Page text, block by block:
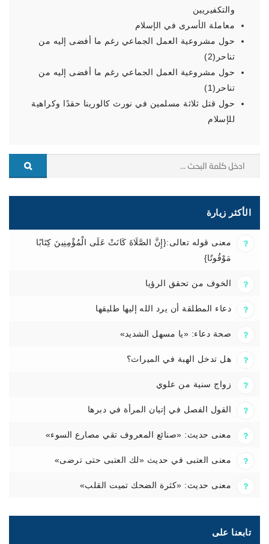
والتكفيريين
معاملة الأسرى في الإسلام
حول مشروعية العمل الجماعي رغم ما أفضى إليه من
تناحر(2)
حول مشروعية العمل الجماعي رغم ما أفضى إليه من
تناحر(1)
حول قتل ثلاثة مسلمين في نورث كالورينا حقدًا وكراهية
للإسلام
الأكثر زيارة
معنى قوله تعالى:{إِنَّ الصَّلَاةَ كَانَتْ عَلَى الْمُؤْمِنِينَ كِتَابًا
مَوْقُوتًا}
الخوف من تحقق الرؤيا
دعاء المطلقة أن يرد الله إليها طليقها
صحة دعاء: «يا مسهل الشديد»
هل تدخل الهبة في الميراث؟
زواج سنية من علوي
القول الفصل في إتيان المرأة في دبرها
معنى حديث: «صنائع المعروف تقي مصارع السوء»
معنى العتبى في حديث «لك العتبى حتى ترضى»
معنى حديث: «كثرة الضحك تميت القلب»
تابعنا على